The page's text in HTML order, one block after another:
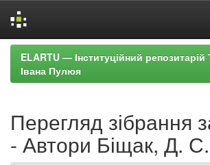
Skip
navigation
ELARTU — Інституційний репозитарій
Івана Пулюя
Перегляд зібрання
- Автори Біщак, Д. С.